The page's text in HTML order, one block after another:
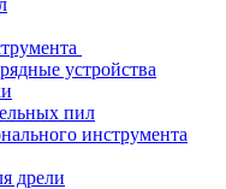
устройства
пил
инструмента
дрели